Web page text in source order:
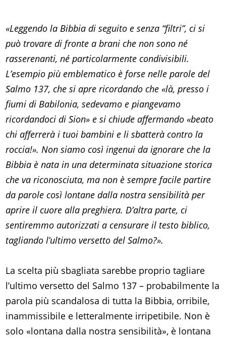
«Leggendo la Bibbia di seguito e senza “filtri”, ci si
può trovare di fronte a brani che non sono né
rasserenanti, né particolarmente condivisibili.
L’esempio più emblematico è forse nelle parole del
Salmo 137, che si apre ricordando che «là, presso i
fiumi di Babilonia, sedevamo e piangevamo
ricordandoci di Sion» e si chiude affermando «beato
chi afferrerà i tuoi bambini e li sbatterà contro la
roccia!». Non siamo così ingenui da ignorare che la
Bibbia è nata in una determinata situazione storica
che va riconosciuta, ma non è sempre facile partire
da parole così lontane dalla nostra sensibilità per
aprire il cuore alla preghiera. D’altra parte, ci
sentiremmo autorizzati a censurare il testo biblico,
tagliando l’ultimo versetto del Salmo?».
La scelta più sbagliata sarebbe proprio tagliare
l’ultimo versetto del Salmo 137 – probabilmente la
parola più scandalosa di tutta la Bibbia, orribile,
inammissibile e letteralmente irripetibile. Non è
solo «lontana dalla nostra sensibilità», è lontana